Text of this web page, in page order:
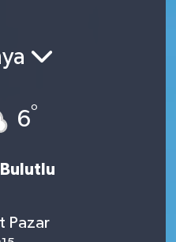
6°
Bulutlu
Pazar